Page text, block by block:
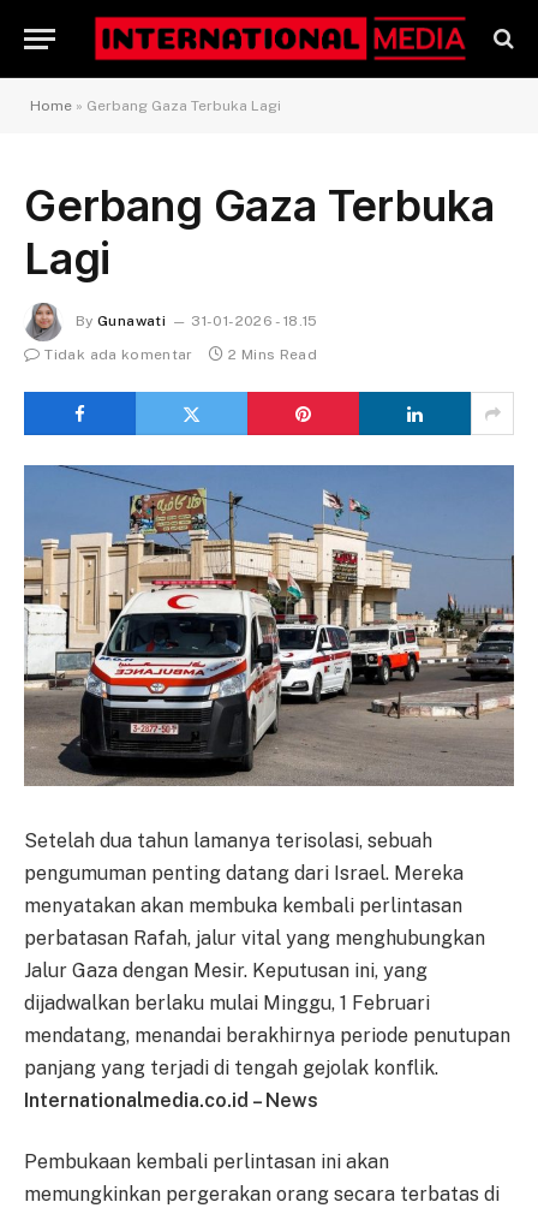
Home » Gerbang Gaza Terbuka Lagi
Gerbang Gaza Terbuka
Lagi
By Gunawati
31-01-2026 - 18.15
Tidak ada komentar
2 Mins Read
Setelah dua tahun lamanya terisolasi, sebuah
pengumuman penting datang dari Israel. Mereka
menyatakan akan membuka kembali perlintasan
perbatasan Rafah, jalur vital yang menghubungkan
Jalur Gaza dengan Mesir. Keputusan ini, yang
dijadwalkan berlaku mulai Minggu, 1 Februari
mendatang, menandai berakhirnya periode penutupan
panjang yang terjadi di tengah gejolak konflik.
Internationalmedia.co.id – News
Pembukaan kembali perlintasan ini akan
memungkinkan pergerakan orang secara terbatas di